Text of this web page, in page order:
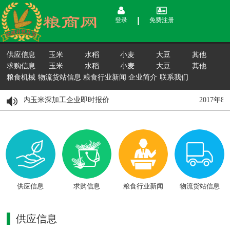
登录 免费注册
供应信息 玉米 水稻 小麦 大豆
其他
求购信息
玉米 水稻 小麦 大豆
其他
粮食机械 物流货站信息 粮食行业新闻 企业简介 联系我们
日国内玉米深加工企业即时报价 2017年8
供应信息 求购信息 粮食行业新闻 物流货站信息
供应信息